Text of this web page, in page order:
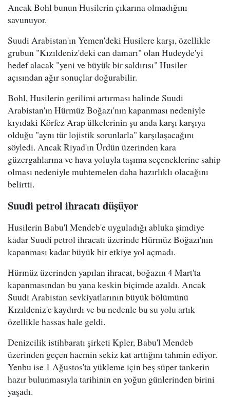
Ancak Bohl bunun Husilerin çıkarına olmadığını
savunuyor.
Suudi Arabistan'ın Yemen'deki Husilere karşı, özellikle
grubun "Kızıldeniz'deki can damarı" olan Hudeyde'yi
hedef alacak "yeni ve büyük bir saldırısı" Husiler
açısından ağır sonuçlar doğurabilir.
Bohl, Husilerin gerilimi artırması halinde Suudi
Arabistan'ın Hürmüz Boğazı'nın kapanması nedeniyle
kıyıdaki Körfez Arap ülkelerinin şu anda karşı karşıya
olduğu "aynı tür lojistik sorunlarla" karşılaşacağını
söyledi. Ancak Riyad'ın Ürdün üzerinden kara
güzergahlarına ve hava yoluyla taşıma seçeneklerine sahip
olması nedeniyle muhtemelen daha hazırlıklı olacağını
belirtti.
Suudi petrol ihracatı düşüyor
Husilerin Babu'l Mendeb'e uyguladığı abluka şimdiye
kadar Suudi petrol ihracatı üzerinde Hürmüz Boğazı'nın
kapanması kadar büyük bir etkiye yol açmadı.
Hürmüz üzerinden yapılan ihracat, boğazın 4 Mart'ta
kapanmasından bu yana keskin biçimde azaldı. Ancak
Suudi Arabistan sevkiyatlarının büyük bölümünü
Kızıldeniz'e kaydırdı ve bu nedenle bu su yolu artık
özellikle hassas hale geldi.
Denizcilik istihbaratı şirketi Kpler, Babu'l Mendeb
üzerinden geçen hacmin sekiz kat arttığını tahmin ediyor.
Yenbu ise 1 Ağustos'ta yükleme için beş süper tankerin
hazır bulunmasıyla tarihinin en yoğun günlerinden birini
yaşadı.